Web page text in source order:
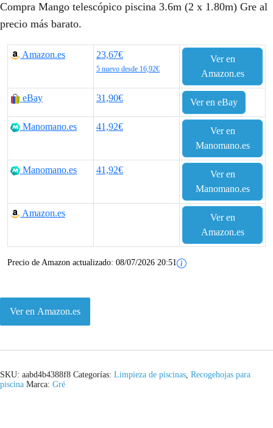
p
r
c
i
o
o
i
i
a
r
a
r
c
i
a
t
a
e
s
Compra Mango telescópico piscina 3.6m (2 x 1.80m) Gre al
precio más barato.
Amazon.es 23,67€
5 nuevo desde 16,92€
Ver en
Amazon.es
eBay 31,90€ Ver en eBay
Manomano.es 41,92€
Ver en
Manomano.es
Manomano.es 41,92€
Ver en
Manomano.es
Amazon.es
Ver en
Amazon.es
Precio de Amazon actualizado: 08/07/2026 20:51
Ver en Amazon.es
SKU: aabd4b4388f8 Categorías: Limpieza de piscinas, Recogehojas para
piscina Marca: Gré